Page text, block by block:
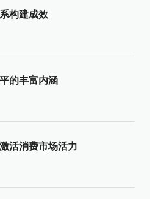
构建成效
的丰富内涵
活消费市场活力